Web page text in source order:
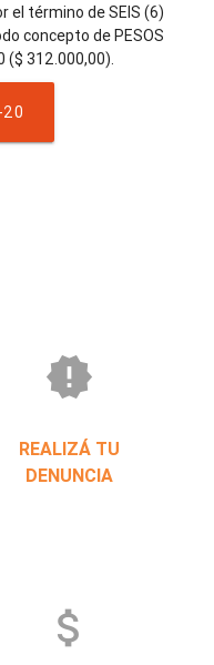
el término de SEIS (6)
concepto de PESOS
20
new_releases
REALIZÁ TU
DENUNCIA
attach_money